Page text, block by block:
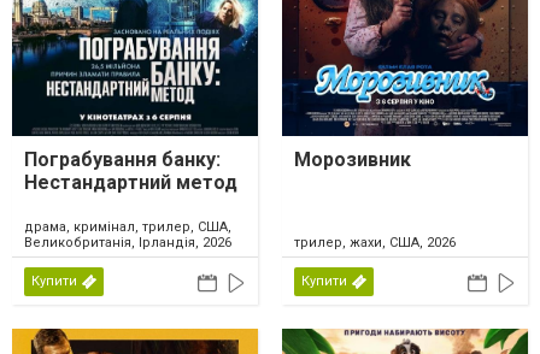
Пограбування банку:
Нестандартний метод
драма, кримінал, трилер, США,
Великобританія, Ірландія, 2026
Купити
Морозивник
трилер, жахи, США, 2026
Купити